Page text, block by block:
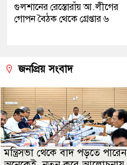
গুলশানের রেস্তোরাঁয় আ.লীগের
গোপন বৈঠক থেকে গ্রেপ্তার ৬
জনপ্রিয় সংবাদ
মন্ত্রিসভা থেকে বাদ পড়তে পারেন